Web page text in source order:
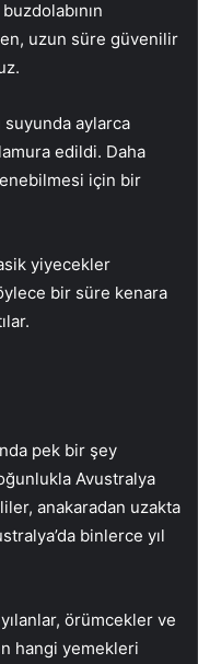
uzun süre güvenilir
suyunda aylarca
edildi. Daha
için bir
yiyecekler
bir süre kenara
pek bir şey
Avustralya
anakaradan uzakta
binlerce yıl
örümcekler ve
hangi yemekleri